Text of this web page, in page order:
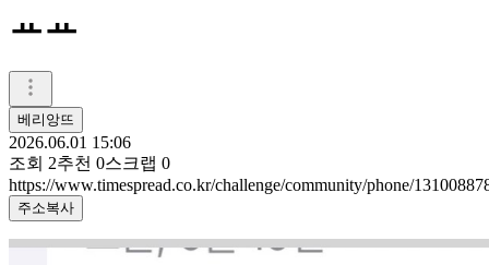
ㅛㅛ
베리앙뜨
2026.06.01 15:06
조회 2추천 0스크랩 0
https://www.timespread.co.kr/challenge/community/phone/
주소복사